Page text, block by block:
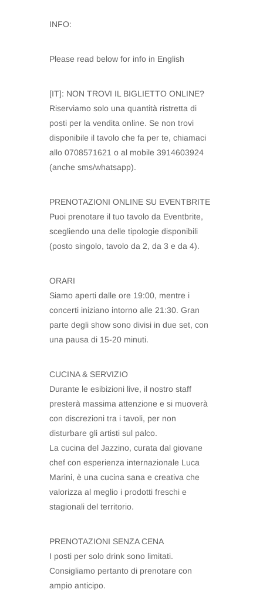
INFO:
Please read below for info in English
[IT]: NON TROVI IL BIGLIETTO ONLINE?
Riserviamo solo una quantità ristretta di
posti per la vendita online. Se non trovi
disponibile il tavolo che fa per te, chiamaci
allo 0708571621 o al mobile 3914603924
(anche sms/whatsapp).
PRENOTAZIONI ONLINE SU EVENTBRITE
Puoi prenotare il tuo tavolo da Eventbrite,
scegliendo una delle tipologie disponibili
(posto singolo, tavolo da 2, da 3 e da 4).
ORARI
Siamo aperti dalle ore 19:00, mentre i
concerti iniziano intorno alle 21:30. Gran
parte degli show sono divisi in due set, con
una pausa di 15-20 minuti.
CUCINA & SERVIZIO
Durante le esibizioni live, il nostro staff
presterà massima attenzione e si muoverà
con discrezioni tra i tavoli, per non
disturbare gli artisti sul palco.
La cucina del Jazzino, curata dal giovane
chef con esperienza internazionale Luca
Marini, è una cucina sana e creativa che
valorizza al meglio i prodotti freschi e
stagionali del territorio.
PRENOTAZIONI SENZA CENA
I posti per solo drink sono limitati.
Consigliamo pertanto di prenotare con
ampio anticipo.